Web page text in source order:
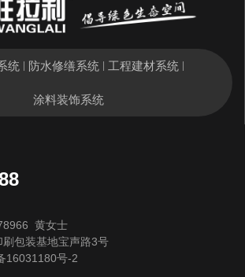
统 防水修缮系统 工程建材系统
涂料装饰系统
黄女士
印刷包装基地宝声路3号
16031180号-2